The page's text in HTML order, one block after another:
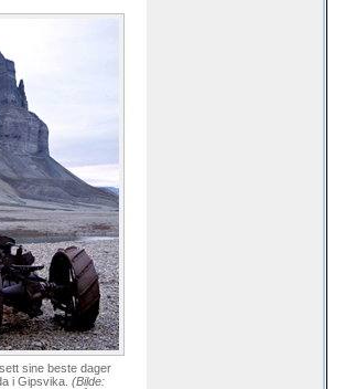
sine beste dager
i Gipsvika. (Bilde: